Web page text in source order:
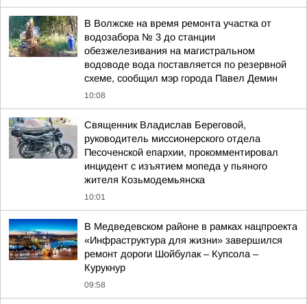
В Волжске на время ремонта участка от
водозабора № 3 до станции
обезжелезивания на магистральном
водоводе вода поставляется по резервной
схеме, сообщил мэр города Павел Демин
10:08
Священник Владислав Береговой,
руководитель миссионерского отдела
Песоченской епархии, прокомментировал
инцидент с изъятием мопеда у пьяного
жителя Козьмодемьянска
10:01
В Медведевском районе в рамках нацпроекта
«Инфраструктура для жизни» завершился
ремонт дороги Шойбулак – Купсола –
Курукнур
09:58